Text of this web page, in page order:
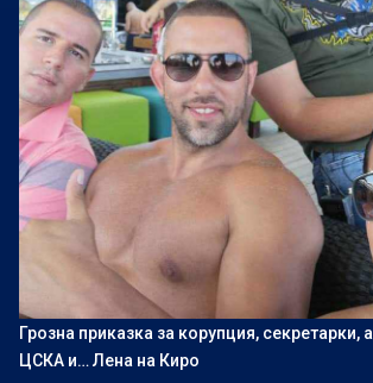
Грозна приказка за корупция, секретарки,
ЦСКА и… Лена на Киро